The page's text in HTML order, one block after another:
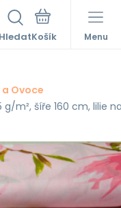
Hledat Menu
Ovoce
g/m², šíře 160 cm, lilie